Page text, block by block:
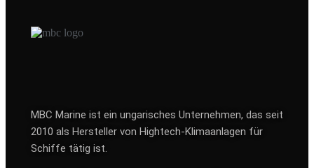
MBC Marine ist ein ungarisches Unternehmen, das seit
2010 als Hersteller von Hightech-Klimaanlagen für
Schiffe tätig ist.